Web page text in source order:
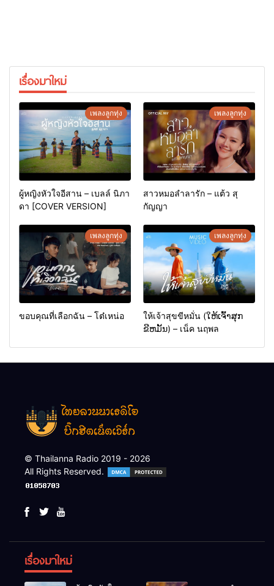
เรื่องมาใหม่
เพลงลูกทุ่ง
ผู้หญิงหัวใจอีสาน – เบลล์ นิภา
ดา [COVER VERSION]
เพลงลูกทุ่ง
สาวหมอลำลารัก – แต้ว สุ
กัญญา
เพลงลูกทุ่ง
ขอบคุณที่เลือกฉัน – โต๋เหน่อ
เพลงลูกทุ่ง
ให้เจ้าสุขขีหมั่น (ໃຫ້ເຈົ້າສຸກ
ຂີຫມັ້ນ) – เน็ค นฤพล
© Thailanna Radio 2019 - 2026
All Rights Reserved.
เรื่องมาใหม่